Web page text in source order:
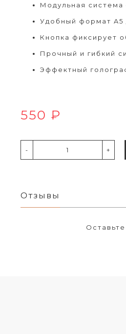
Модульная система
Удобный формат A5
Кнопка фиксирует
Прочный и гибкий
Эффектный
550 ₽
- +
Отзывы